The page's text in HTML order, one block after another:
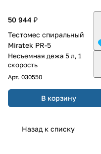
50 944 ₽
Тестомес спиральный
Miratek PR-5
Несъемная дежа 5 л, 1
скорость
Арт. 030550
В корзину
Назад к списку